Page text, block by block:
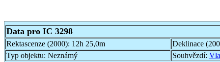
Data pro IC 3298
Rektascenze (2000): 12h 25,0m
Deklinace
Typ objektu: Neznámý Souhvězdí: